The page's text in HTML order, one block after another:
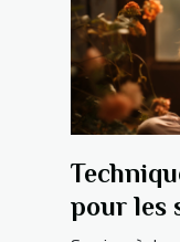
pour les